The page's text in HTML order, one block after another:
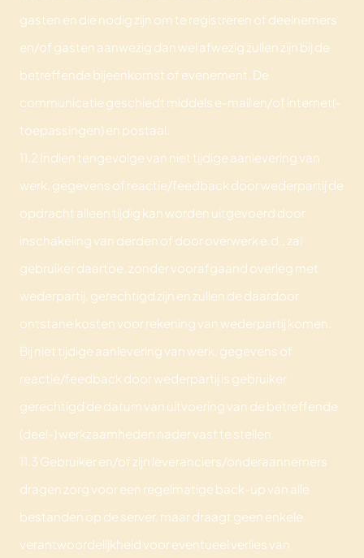
gasten en die nodig zijn om te registreren of deelnemers
en/of gasten aanwezig dan wel afwezig zullen zijn bij de
betreffende bijeenkomst of evenement. De
communicatie geschiedt middels e-mail en/of internet(-
toepassingen) en postaal.
11.2 Indien tengevolge van niet tijdige aanlevering van
werk, gegevens of reactie/feedback door wederpartij de
opdracht alleen tijdig kan worden uitgevoerd door
inschakeling van derden of door overwerk e.d., zal
gebruiker daartoe, zonder voorafgaand overleg met
wederpartij, gerechtigd zijn en zullen de daardoor
ontstane kosten voor rekening van wederpartij komen.
Bij niet tijdige aanlevering van werk, gegevens of
reactie/feedback door wederpartij is gebruiker
gerechtigd de datum van uitvoering van de betreffende
(deel-) werkzaamheden nader vast te stellen.
11.3 Gebruiker en/of zijn leveranciers/onderaannemers
dragen zorg voor een regelmatige back-up van alle
bestanden op de server, maar draagt geen enkele
verantwoordelijkheid voor eventueel verlies van